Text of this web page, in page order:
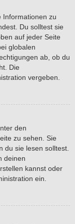
Informationen zu
Du solltest sie
auf jeder Seite
globalen
ab, ob du
Die
vergeben.
den
zu sehen. Sie
du sie lesen solltest.
deinen
kannst oder
ein.